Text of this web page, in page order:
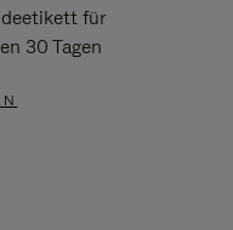
für
30 Tagen